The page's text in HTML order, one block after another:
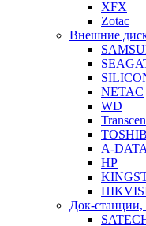
XFX
Zotac
Внешние
NETAC
WD
A-DATA
HP
Док-станции,